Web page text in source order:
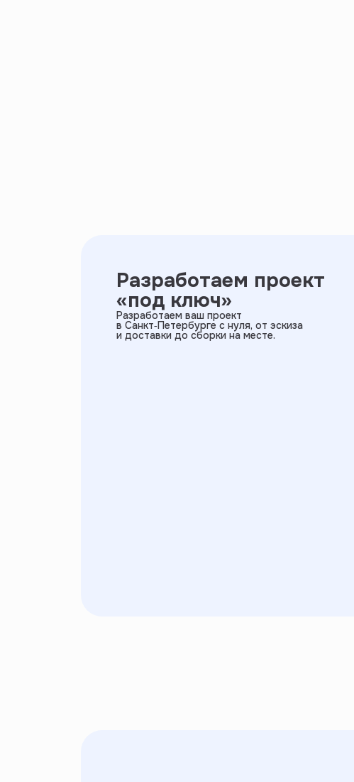
Разработаем проект
«под ключ»
Разработаем ваш проект
в Санкт‑Петербурге с нуля, от эскиза
и доставки до сборки на месте.